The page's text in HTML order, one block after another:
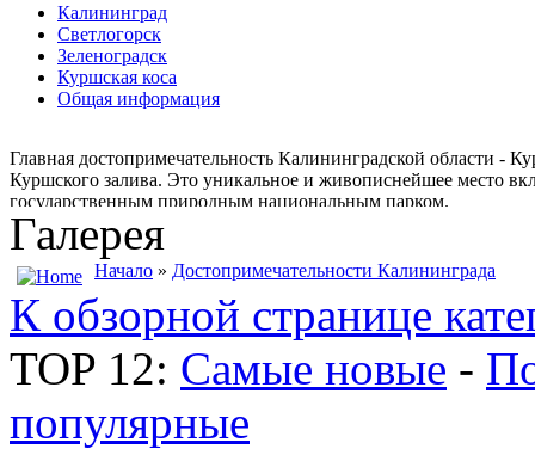
Калининград
Светлогорск
Зеленоградск
Куршская коса
Общая информация
Главная достопримечательность Калининградской области -
Куршского залива. Это уникальное и живописнейшее место
государственным природным национальным парком.
Галерея
Начало » Достопримечательности Калининграда
К обзорной странице
TOP 12: Самые новые -
популярные